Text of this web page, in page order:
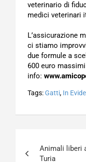
veterinario di
medici veterinari
L’assicurazione
ci stiamo
due formule a
600 euro
info:
Tags:Gatti, In
articoli
Animali liberi
Turia